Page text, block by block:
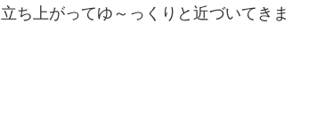
ち上がってゆ～っくりと近づいてきま